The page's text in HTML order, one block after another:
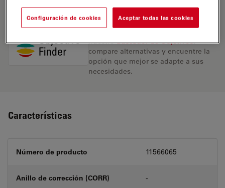
Encuentre la solución ideal. Explore
nuestroBuscador de Objetivos,
compare alternativas y encuentre la
opción que mejor se adapte a sus
necesidades.
Características
Número de producto 11566065
Anillo de corrección (CORR) -
Configuración de cookies Aceptar todas las cookies